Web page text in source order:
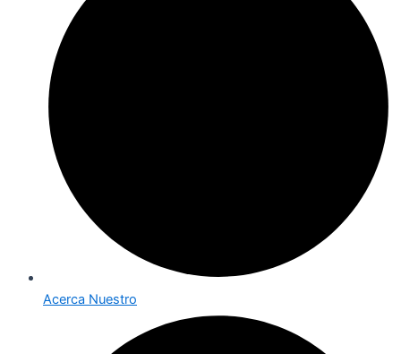
Acerca Nuestro